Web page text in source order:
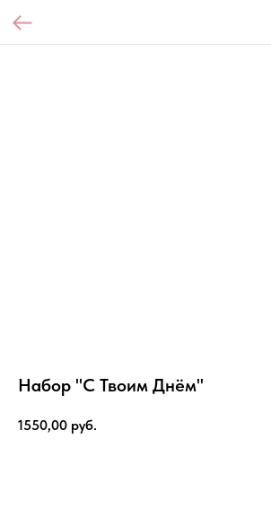
Набор "С Твоим Днём"
1550,00 руб.